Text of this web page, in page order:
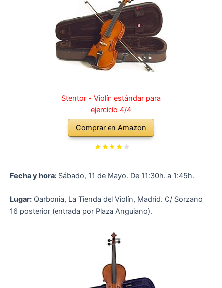
Stentor - Violín estándar para
ejercicio 4/4
Comprar en Amazon
Fecha y hora: Sábado, 11 de Mayo. De 11:30h. a 1:45h.
Lugar: Qarbonia, La Tienda del Violín, Madrid. C/ Sorzano
16 posterior (entrada por Plaza Anguiano).